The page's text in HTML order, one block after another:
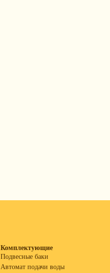
Комплектующие
Подвесные баки
Автомат подачи воды